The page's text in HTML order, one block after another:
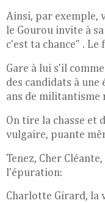
Ainsi, par exemple,
le Gourou invite à
c'est ta chance" .
Gare à lui s'il
des candidats à
ans de militantisme
On tire la chasse et
vulgaire, puante
Tenez, Cher
l'épuration:
Charlotte Girard, la